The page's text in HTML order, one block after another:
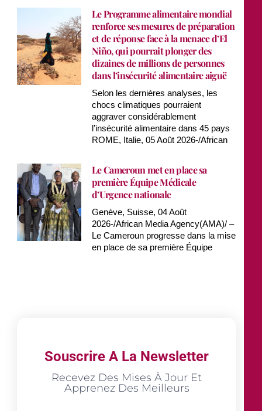
Le Programme alimentaire mondial
renforce ses mesures de préparation
et de réponse face à la menace d’El
Niño, qui pourrait plonger des
dizaines de millions de personnes
dans l’insécurité alimentaire aiguë
Selon les dernières analyses, les
chocs climatiques pourraient
aggraver considérablement
l’insécurité alimentaire dans 45 pays
ROME, Italie, 05 Août 2026-/African
Le Cameroun met en place sa
première Équipe Médicale
d’Urgence nationale
Genève, Suisse, 04 Août
2026-/African Media Agency(AMA)/ –
Le Cameroun progresse dans la mise
en place de sa première Équipe
Souscrire A La Newsletter
Recevez Des Mises À Jour Et
Apprenez Des Meilleurs